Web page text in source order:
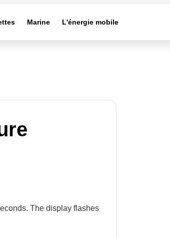
Marine L'énergie mobile
The display flashes